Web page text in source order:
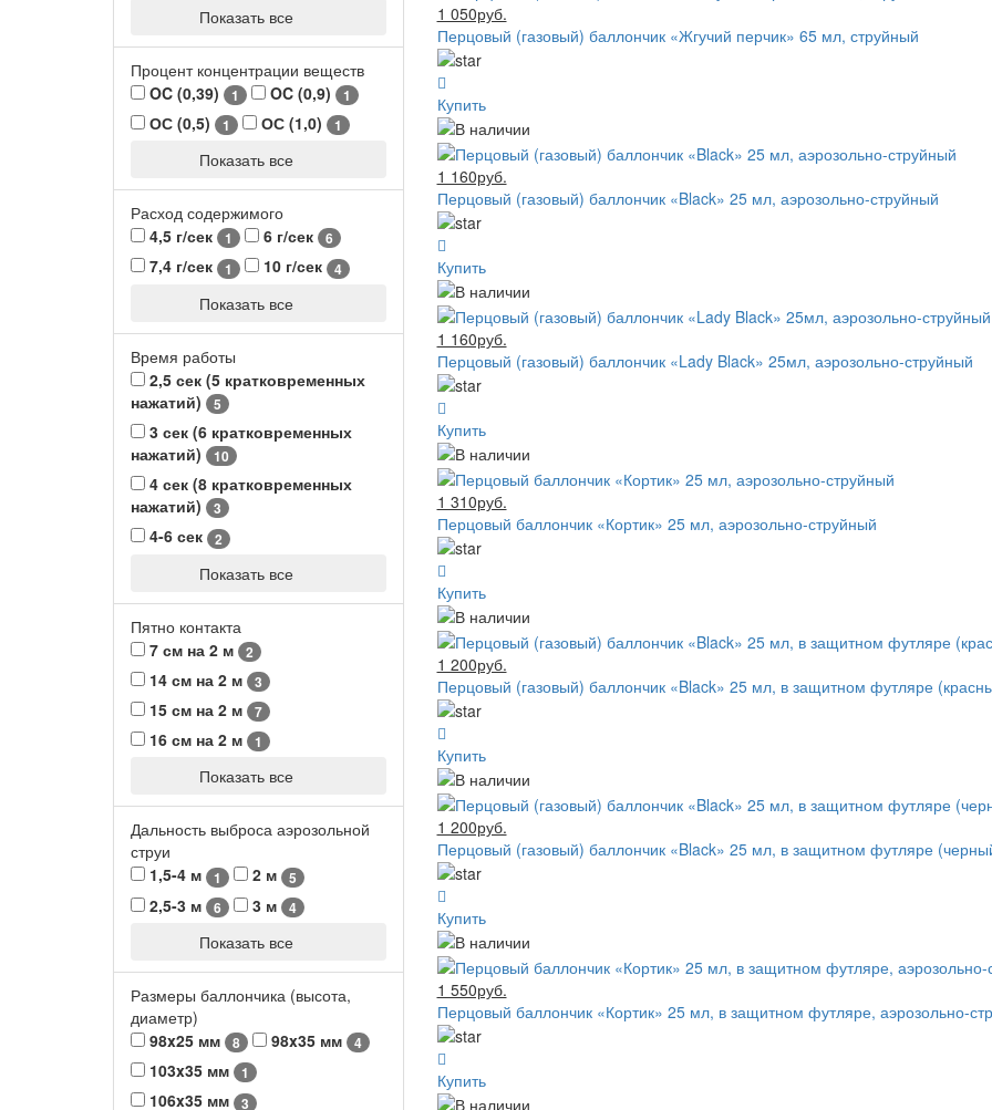
Показать все
Процент концентрации веществ
OC (0,39)
1 OC (0,9) 1
ОС (0,5) 1 ОС (1,0) 1
Показать все
Расход содержимого
4,5 г/сек
1 6 г/сек 6
7,4 г/сек 1 10 г/сек 4
Показать все
Время работы
2,5 сек (5 кратковременных
нажатий)
5
3 сек (6 кратковременных
нажатий)
10
4 сек (8 кратковременных
нажатий)
3
4-6 сек 2
Показать все
Пятно контакта
7 см на 2 м
2
14 см на 2 м 3
15 см на 2 м 7
16 см на 2 м 1
Показать все
Дальность выброса аэрозольной
струи
1,5-4 м
1 2 м 5
2,5-3 м 6 3 м 4
Показать все
Размеры баллончика (высота,
диаметр)
98x25 мм
8 98x35 мм 4
103x35 мм 1
106x35 мм 3
1 050руб.
Перцовый (газовый) баллончик «Жгучий перчик» 65 мл, струйный
Купить
1 160руб.
Перцовый (газовый) баллончик «Black» 25 мл, аэрозольно-струйный
Купить
1 160руб.
Перцовый (газовый) баллончик «Lady Black» 25мл, аэрозольно-струйный
Купить
1 310руб.
Перцовый баллончик «Кортик» 25 мл, аэрозольно-струйный
Купить
1 200руб.
Перцовый (газовый) баллончик «Black» 25 мл, в защитном футляре
Купить
1 200руб.
Перцовый (газовый) баллончик «Black» 25 мл, в защитном футляре
Купить
1 550руб.
Перцовый баллончик «Кортик» 25 мл, в защитном футляре, аэрозольно-
Купить